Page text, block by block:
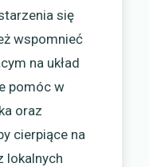
się
wspomnieć
na układ
pomóc w
oraz
cierpiące na
lokalnych